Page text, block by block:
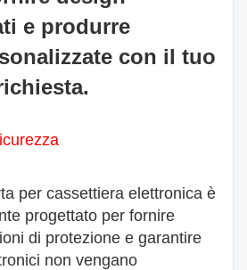
e produrre
con il tuo
per cassettiera elettronica è
progettato per fornire
di protezione e garantire
non vengano